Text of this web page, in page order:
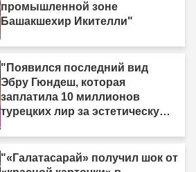
промышленной зоне
Башакшехир Икителли"
"Появился последний вид
Эбру Гюндеш, которая
заплатила 10 миллионов
турецких лир за эстетическую
"«Галатасарай» получил шок от